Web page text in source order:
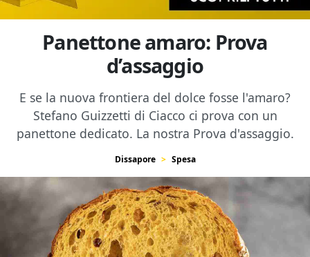
Panettone amaro: Prova
d’assaggio
E se la nuova frontiera del dolce fosse l'amaro?
Stefano Guizzetti di Ciacco ci prova con un
panettone dedicato. La nostra Prova d'assaggio.
Dissapore Spesa